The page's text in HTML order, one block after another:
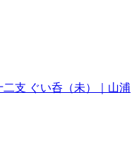
二支 ぐい呑（未）｜山浦